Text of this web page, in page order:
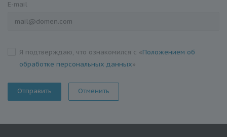
E-mail
Я подтверждаю, что ознакомился с «Положением об
обработке персональных данных»
Отменить